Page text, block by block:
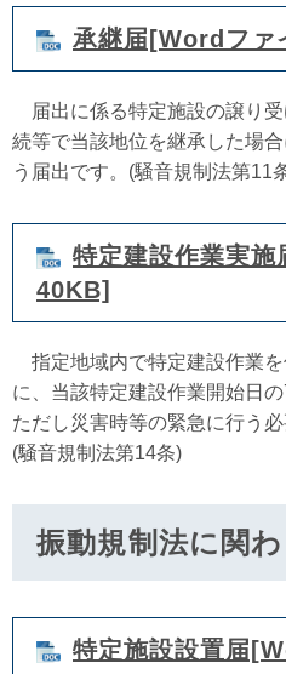
承継届[Wordファ
届出に係る特定施設の譲り
続等で当該地位を継承した場
う届出です。(騒音規制法第11
特定建設作業実
40KB]
指定地域内で特定建設作業
に、当該特定建設作業開始日
ただし災害時等の緊急に行う
(騒音規制法第14条)
振動規制法に関
特定施設設置届